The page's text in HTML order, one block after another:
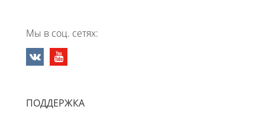
Мы в соц. сетях:
ПОДДЕРЖКА